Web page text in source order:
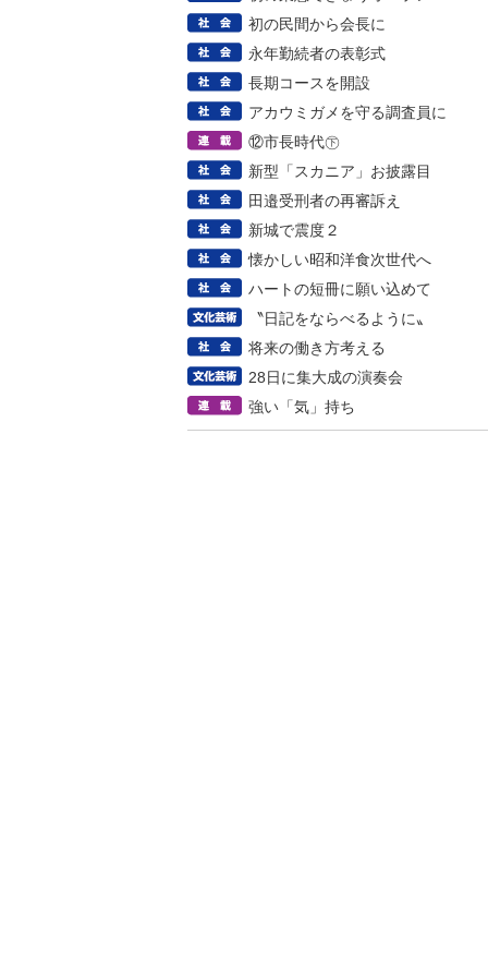
初の民間から会長に
永年勤続者の表彰式
長期コースを開設
アカウミガメを守る調査員に
⑫市長時代㊦
新型「スカニア」お披露目
田邉受刑者の再審訴え
新城で震度２
懐かしい昭和洋食次世代へ
ハートの短冊に願い込めて
〝日記をならべるように〟
将来の働き方考える
28日に集大成の演奏会
強い「気」持ち